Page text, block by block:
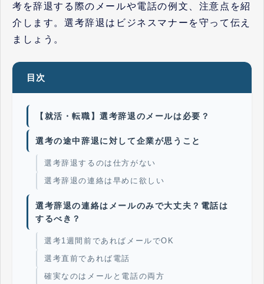
考を辞退する際のメールや電話の例文、注意点を紹
介します。選考辞退はビジネスマナーを守って伝え
ましょう。
目次
【就活・転職】選考辞退のメールは必要？
選考の途中辞退に対して企業が思うこと
選考辞退するのは仕方がない
選考辞退の連絡は早めに欲しい
選考辞退の連絡はメールのみで大丈夫？電話は
するべき？
選考1週間前であればメールでOK
選考直前であれば電話
確実なのはメールと電話の両方